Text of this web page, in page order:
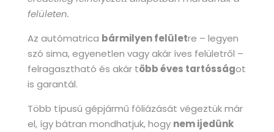
felületen.
Az autómatrica bármilyen felületre – legyen
szó sima, egyenetlen vagy akár íves felületről –
felragasztható és akár több éves tartósságot
is garantál.
Több típusú gépjármű fóliázását végeztük már
el, így bátran mondhatjuk, hogy nem ijedünk